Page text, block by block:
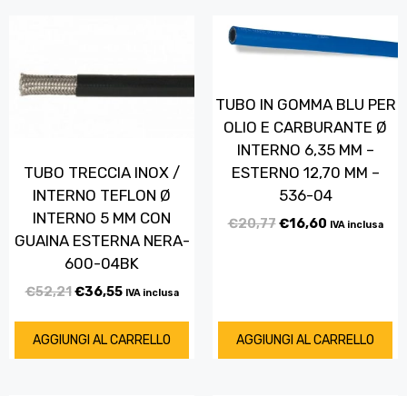
TUBO TRECCIA INOX /
INTERNO TEFLON Ø
INTERNO 5 MM CON
GUAINA ESTERNA NERA-
600-04BK
€52,21€36,55 IVA inclusa
AGGIUNGI AL CARRELLO
TUBO IN GOMMA BLU PER
OLIO E CARBURANTE Ø
INTERNO 6,35 MM –
ESTERNO 12,70 MM –
536-04
€20,77€16,60 IVA inclusa
AGGIUNGI AL CARRELLO